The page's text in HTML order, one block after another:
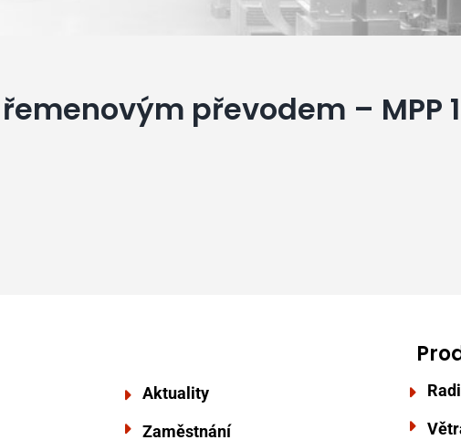
převodem – MPP
Aktuality
Zaměstnání